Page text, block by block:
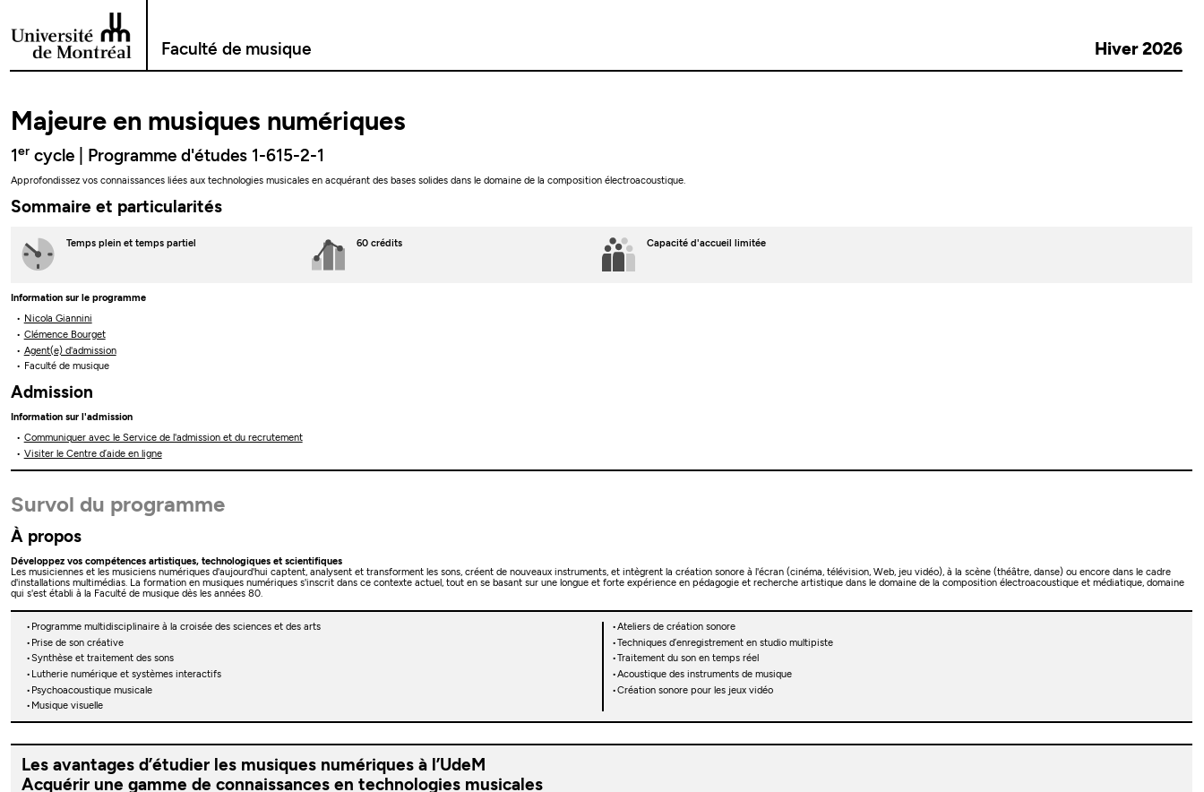
Passer au contenu
Faculté de musique
Hiver 2026
Majeure en musiques numériques
1er cycle | Programme d'études 1-615-2-1
Approfondissez vos connaissances liées aux technologies musicales en acquérant des bases solides dans le domaine de la composition électroacoustique.
Sommaire et particularités
Temps plein et temps partiel 60 crédits Capacité d'accueil limitée
Information sur le programme
Nicola Giannini
Clémence Bourget
Agent(e) d'admission
Faculté de musique
Admission
Information sur l'admission
Communiquer avec le Service de l'admission et du recrutement
Visiter le Centre d’aide en ligne
Survol du programme
À propos
Développez vos compétences artistiques, technologiques et scientifiques
Les musiciennes et les musiciens numériques d'aujourd'hui captent, analysent et transforment les sons, créent de nouveaux instruments, et intègrent la création sonore à l'écran (cinéma, télévision, Web, jeu vidéo), à la scène (théâtre, danse) ou encore dans le cadre
d'installations multimédias. La formation en musiques numériques s'inscrit dans ce contexte actuel, tout en se basant sur une longue et forte expérience en pédagogie et recherche artistique dans le domaine de la composition électroacoustique et médiatique, domaine
qui s'est établi à la Faculté de musique dès les années 80.
Programme multidisciplinaire à la croisée des sciences et des arts
Ateliers de création sonore
Prise de son créative
Techniques d’enregistrement en studio multipiste
Synthèse et traitement des sons
Traitement du son en temps réel
Lutherie numérique et systèmes interactifs
Acoustique des instruments de musique
Psychoacoustique musicale
Création sonore pour les jeux vidéo
Musique visuelle
Les avantages d’étudier les musiques numériques à l’UdeM
Acquérir une gamme de connaissances en technologies musicales